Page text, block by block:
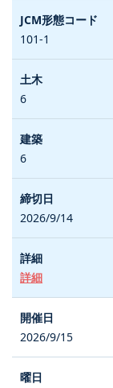
101-1
6
6
2026/9/14
詳細
2026/9/15